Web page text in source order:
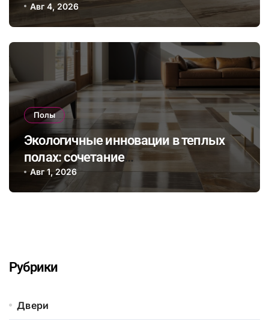
покрытий в эпоху устойчивого
дизайна интерьера
Авг 4, 2026
Полы
Экологичные инновации в теплых
полах: сочетание
энергоэффективности и
натуральных материалов для
Авг 1, 2026
Рубрики
Двери